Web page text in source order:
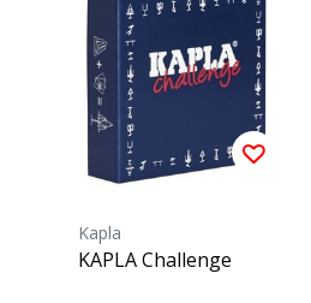
Kapla
KAPLA Challenge